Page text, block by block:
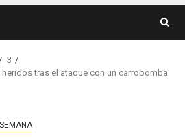
3
tras el ataque con un carrobomba